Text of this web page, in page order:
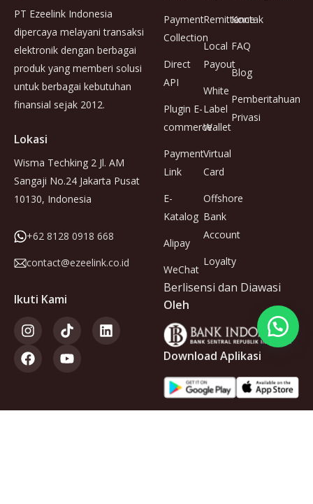
PT Ezeelink Indonesia
dipercaya melayani transaksi
elektronik dengan berbagai
produk yang memberi solusi
untuk berbagai kebutuhan
finansial sejak 2012.
Lokasi
Wisma Techking 2 Jl. AM
Sangaji No.24 Jakarta Pusat
10130, Indonesia
+62 8128 0918 668
contact@ezeelink.co.id
Ikuti Kami
Payment
Collection
Direct
API
Plugin E-
commerce
Payment
Link
E-
Katalog
Alipay
WeChat
Remittance
Local
Payout
White
Label
Wallet
Virtual
Card
Offshore
Bank
Account
Loyalty
Kontak
FAQ
Blog
Pemberitahuan
Privasi
Berlisensi dan Diawasi
Oleh
Download Aplikasi